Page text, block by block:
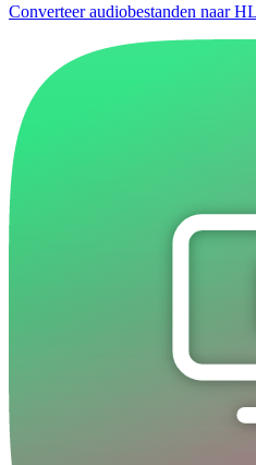
Converteer audiobestanden naar